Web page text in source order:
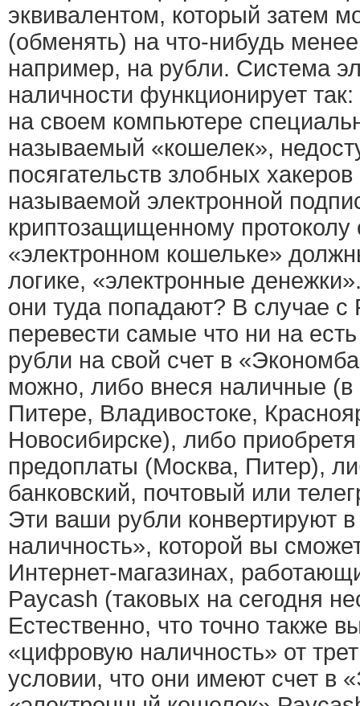
эквивалентом, который затем
(обменять) на что-нибудь
например, на рубли. Система
наличности функционирует
на своем компьютере
называемый «кошелек»,
посягательств злобных
называемой электронной
криптозащищенному
«электронном кошельке»
логике, «электронные
они туда попадают? В случае
перевести самые что ни на
рубли на свой счет в
можно, либо внеся наличные (в
Питере, Владивостоке,
Новосибирске), либо приобретя
предоплаты (Москва, Питер),
банковский, почтовый или
Эти ваши рубли конвертируют
наличность», которой вы
Интернет-магазинах,
Paycash (таковых на сегодня
Естественно, что точно также
«цифровую наличность» от
условии, что они имеют счет в